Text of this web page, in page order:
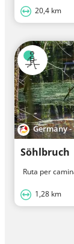
20,4 km
Germany
Söhlbruch
Ruta per
1,28 km